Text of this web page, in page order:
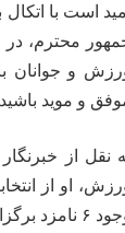
امید است با
محترم،
و جوانان
و موید
نقل از
او از
برگزار خواهد شد.